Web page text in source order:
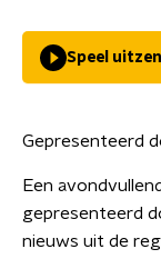
Speel
Gepresenteerd
Een
gepresenteerd
nieuws uit de